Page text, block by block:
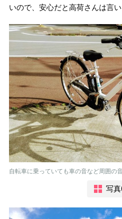
いので、安心だと高荷さんは言い
自転車に乗っていても車の音など周囲の
写